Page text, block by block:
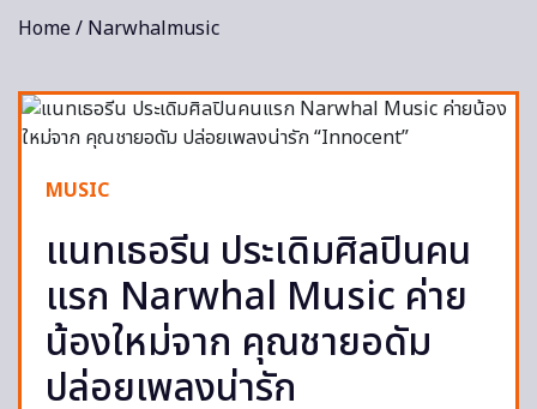
Home/ Narwhalmusic
MUSIC
แนทเธอรีน ประเดิมศิลปินคน
แรก Narwhal Music ค่าย
น้องใหม่จาก คุณชายอดัม
ปล่อยเพลงน่ารัก